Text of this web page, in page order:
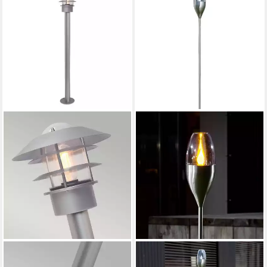
Licht-Erlebnisse Außen-
LINDBY